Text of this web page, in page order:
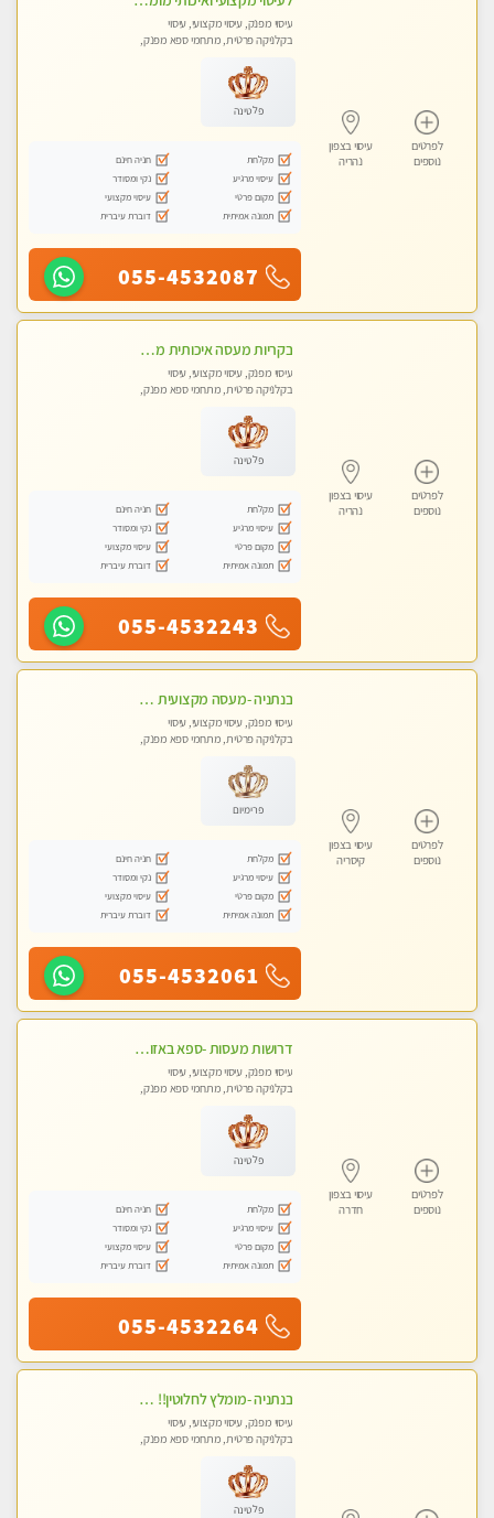
לפרטים
נוספים
עיסוי בצפון
נהריה
עיסוי מפנק, עיסוי מקצועי, עיסוי
בקלניקה פרטית, מתחמי ספא מפנק,
פלטינה
מקלחת
חניה חינם
עיסוי מרגיע
נקי ומסודר
מקום פרטי
עיסוי מקצועי
תמונה אמיתית
דוברת עיברית
055-4532087
לפרטים
נוספים
עיסוי בצפון
נהריה
בקריות מעסה איכותית מפנקת ומקצועית עיסוי חלומי ..... ללא מין !!
עיסוי מפנק, עיסוי מקצועי, עיסוי
בקלניקה פרטית, מתחמי ספא מפנק,
פלטינה
מקלחת
חניה חינם
עיסוי מרגיע
נקי ומסודר
מקום פרטי
עיסוי מקצועי
תמונה אמיתית
דוברת עיברית
055-4532243
לפרטים
נוספים
עיסוי בצפון
קיסריה
בנתניה -מעסה מקצועית איכותית עיסוי מפנק ברמה אחרת !!!
עיסוי מפנק, עיסוי מקצועי, עיסוי
בקלניקה פרטית, מתחמי ספא מפנק,
פרימיום
מקלחת
חניה חינם
עיסוי מרגיע
נקי ומסודר
מקום פרטי
עיסוי מקצועי
תמונה אמיתית
דוברת עיברית
055-4532061
לפרטים
נוספים
עיסוי בצפון
חדרה
דרושות מעסות -ספא באזור השרון -טל -055-9641454‬
עיסוי מפנק, עיסוי מקצועי, עיסוי
בקלניקה פרטית, מתחמי ספא מפנק,
פלטינה
מקלחת
חניה חינם
עיסוי מרגיע
נקי ומסודר
מקום פרטי
עיסוי מקצועי
תמונה אמיתית
דוברת עיברית
055-4532264
בנתניה -מומלץ לחלוטין!! כל סוגי העיסויים מעסה מקצועית ואיכותית פרטי!!!
עיסוי מפנק, עיסוי מקצועי, עיסוי
בקלניקה פרטית, מתחמי ספא מפנק,
פלטינה